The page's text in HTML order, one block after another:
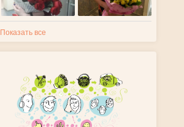
Показать все